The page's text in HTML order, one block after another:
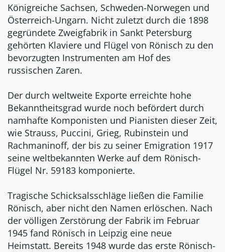
Königreiche Sachsen, Schweden-Norwegen und
Österreich-Ungarn. Nicht zuletzt durch die 1898
gegründete Zweigfabrik in Sankt Petersburg
gehörten Klaviere und Flügel von Rönisch zu den
bevorzugten Instrumenten am Hof des
russischen Zaren.
Der durch weltweite Exporte erreichte hohe
Bekanntheitsgrad wurde noch befördert durch
namhafte Komponisten und Pianisten dieser Zeit,
wie Strauss, Puccini, Grieg, Rubinstein und
Rachmaninoff, der bis zu seiner Emigration 1917
seine weltbekannten Werke auf dem Rönisch-
Flügel Nr. 59183 komponierte.
Tragische Schicksalsschläge ließen die Familie
Rönisch, aber nicht den Namen erlöschen. Nach
der völligen Zerstörung der Fabrik im Februar
1945 fand Rönisch in Leipzig eine neue
Heimstatt. Bereits 1948 wurde das erste Rönisch-